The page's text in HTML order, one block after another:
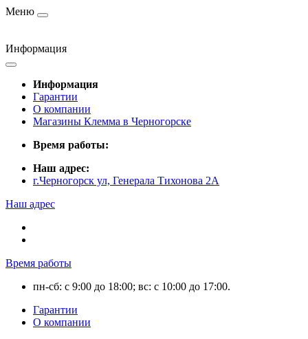
Меню
Информация
Информация
Гарантии
О компании
Магазины Клемма в Черногорске
Время работы:
Наш адрес:
г.Черногорск ул, Генерала Тихонова 2А
Наш адрес
Время работы
пн-сб: с 9:00 до 18:00; вс: с 10:00 до 17:00.
Гарантии
О компании